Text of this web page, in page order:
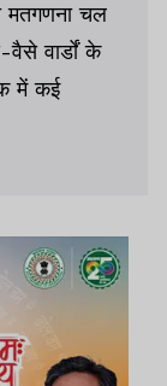
मतगणना चल
वार्डों के
में कई